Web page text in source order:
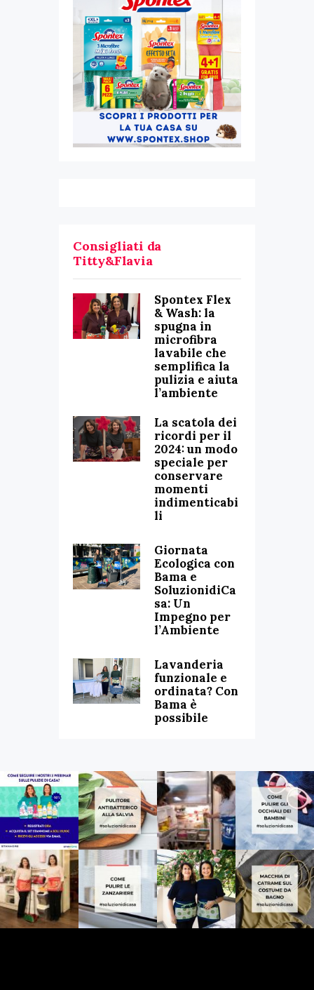
Consigliati da
Titty&Flavia
Spontex Flex
& Wash: la
spugna in
microfibra
lavabile che
semplifica la
pulizia e aiuta
l’ambiente
La scatola dei
ricordi per il
2024: un modo
speciale per
conservare
momenti
indimenticabi
li
Giornata
Ecologica con
Bama e
SoluzionidiCa
sa: Un
Impegno per
l’Ambiente
Lavanderia
funzionale e
ordinata? Con
Bama è
possibile